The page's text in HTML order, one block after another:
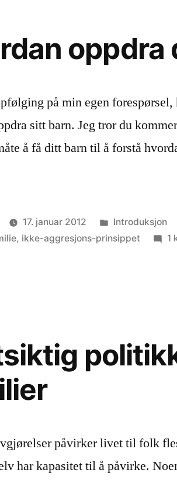
oppdra
på min egen
sitt barn. Jeg tror du
å få ditt barn til å forstå
17. januar 2012
Publisert
i
Introduksjon
, ikke-aggresjons-prinsippet 1
påvirker livet til folk
har kapasitet til å påvirke.